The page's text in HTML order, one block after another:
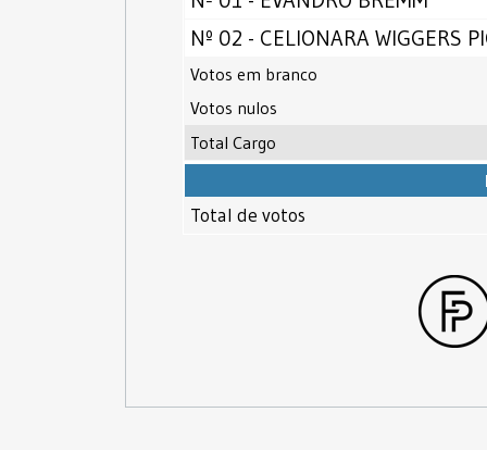
Nº 02 - CELIONARA WIGGERS
Votos em branco
Votos nulos
Total Cargo
Total de votos